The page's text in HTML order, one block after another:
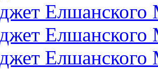
Елшанского
Елшанского
Елшанского